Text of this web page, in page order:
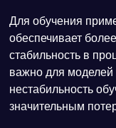
Для обучения
обеспечивает
стабильность в
важно для моделей
нестабильность
значительным